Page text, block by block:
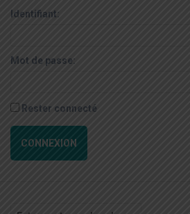
Identifiant:
Mot de passe:
Rester connecté
CONNEXION